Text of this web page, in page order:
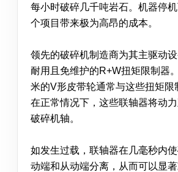
每小时破碎几千吨岩石。机器停
个项目带来极为高昂的成本。
领先的破碎机制造商为其主驱动
耐用且免维护的R+W扭矩限制器
米的V形皮带轮通常与这些扭矩限
在正常情况下，这些联轴器将动
破碎机轴。
如发生过载，联轴器在几毫秒内
动端和从动端分离，从而可以显